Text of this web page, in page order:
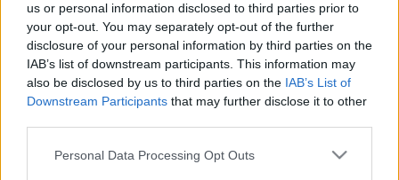
us or personal information disclosed to third parties prior to
your opt-out. You may separately opt-out of the further
disclosure of your personal information by third parties on the
IAB’s list of downstream participants. This information may
also be disclosed by us to third parties on the IAB’s List of
Downstream Participants that may further disclose it to other
Please note that this website/app uses one or more Google
Personal Data Processing Opt Outs
Az épület 1887-es átadást követően. Erdő a
háttérben (KATT a nagyobbért)Darányi Ignácban
nem hagyhattak jó emléket első földművelési
miniszterségének (1895-1903) évei, mert amikor újra
a tárca élére került 1906-ban rögtön kiírtak két
pályázatot a Bukovits Gyula…
hetiBeton születésnap